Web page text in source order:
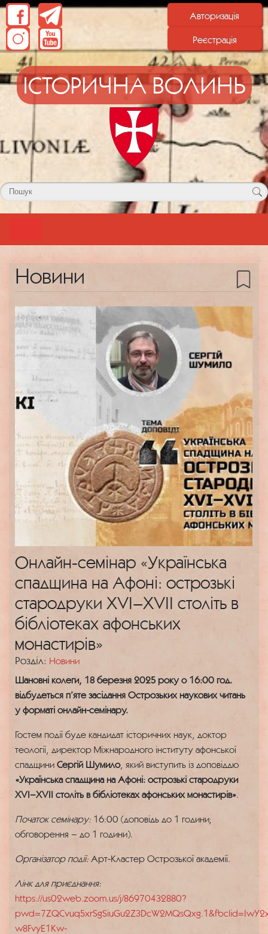
Авторизація
Реєстрація
ІСТОРИЧНА ВОЛИНЬ
Новини
Онлайн-семінар «Українська
спадщина на Афоні: острозькі
стародруки XVI–XVII століть в
бібліотеках афонських
монастирів»
Розділ: Новини
Шановні колеги, 18 березня 2025 року о 16:00 год.
відбудеться п’яте засідання Острозьких наукових читань
у форматі онлайн-семінару.
Гостем події буде кандидат історичних наук, доктор
теології, директор Міжнародного інституту афонської
спадщини Сергій Шумило, який виступить із доповіддю
«Українська спадщина на Афоні: острозькі стародруки
XVI–XVII століть в бібліотеках афонських монастирів».
Початок семінару: 16:00 (доповідь до 1 години;
обговорення – до 1 години).
Організатор події: Арт-Кластер Острозької академії.
Лінк для приєднання:
https://us02web.zoom.us/j/86970432880?
w8FvyE1Kw-